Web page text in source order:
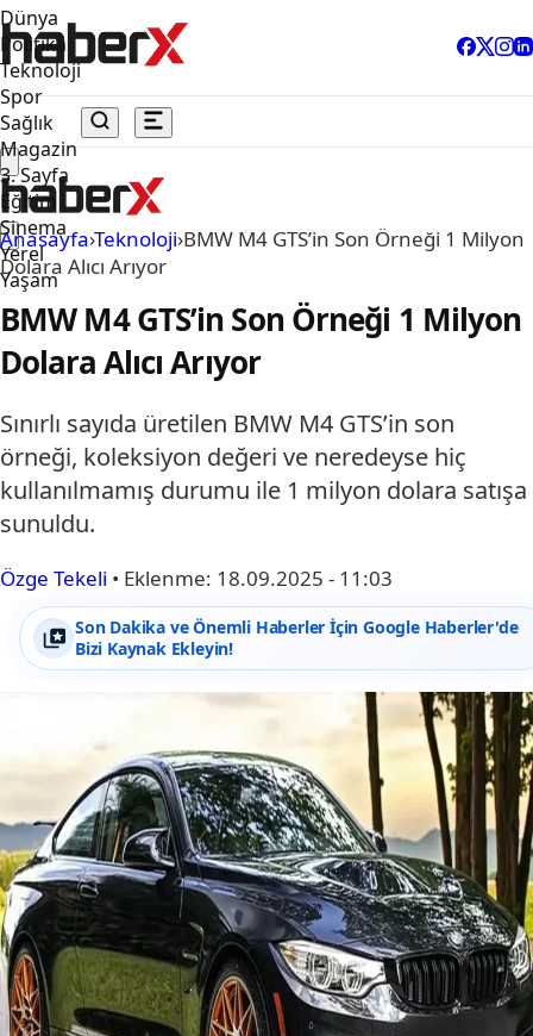
Dünya
Politika
Teknoloji
Spor
Sağlık
Magazin
3. Sayfa
Eğitim
Sinema
Yerel
Yaşam
Anasayfa›Teknoloji›BMW M4 GTS’in Son Örneği 1 Milyon
Dolara Alıcı Arıyor
BMW M4 GTS’in Son Örneği 1 Milyon
Dolara Alıcı Arıyor
Sınırlı sayıda üretilen BMW M4 GTS’in son
örneği, koleksiyon değeri ve neredeyse hiç
kullanılmamış durumu ile 1 milyon dolara satışa
sunuldu.
Özge Tekeli • Eklenme: 18.09.2025 - 11:03
Son Dakika ve Önemli Haberler İçin Google Haberler'de
Bizi Kaynak Ekleyin!